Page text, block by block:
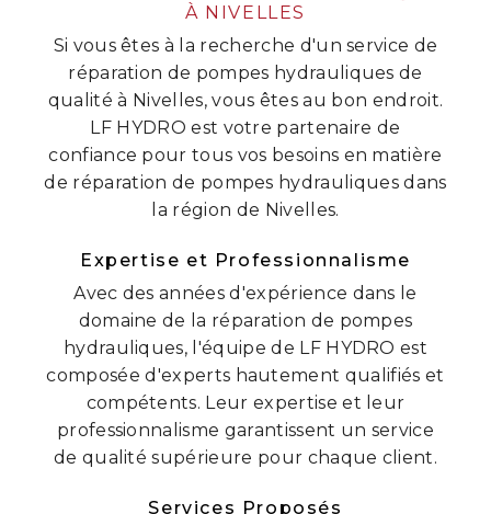
À NIVELLES
Si vous êtes à la recherche d'un service de
réparation de pompes hydrauliques de
qualité à Nivelles, vous êtes au bon endroit.
LF HYDRO est votre partenaire de
confiance pour tous vos besoins en matière
de réparation de pompes hydrauliques dans
la région de Nivelles.
Expertise et Professionnalisme
Avec des années d'expérience dans le
domaine de la réparation de pompes
hydrauliques, l'équipe de LF HYDRO est
composée d'experts hautement qualifiés et
compétents. Leur expertise et leur
professionnalisme garantissent un service
de qualité supérieure pour chaque client.
Services Proposés